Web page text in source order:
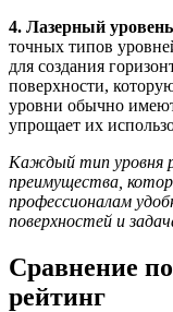
4. Лазерный
точных типов
для создания
поверхности,
уровни обычно
упрощает их
Каждый тип уровня
преимущества,
профессионалам
поверхностей и
Сравнение
рейтинг